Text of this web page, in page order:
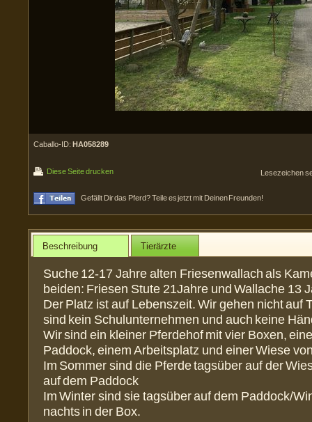
Caballo-ID: HA058289
Diese Seite drucken Lesezeichen
Gefällt Dir das Pferd? Teile es jetzt mit Deinen Freunden!
Beschreibung Tierärzte
Suche 12-17 Jahre alten Friesenwallach als
beiden: Friesen Stute 21Jahre und Wallache 13
Der Platz ist auf Lebenszeit. Wir gehen nicht auf
sind kein Schulunternehmen und auch keine
Wir sind ein kleiner Pferdehof mit vier Boxen,
Paddock, einem Arbeitsplatz und einer Wiese
Im Sommer sind die Pferde tagsüber auf der
auf dem Paddock
Im Winter sind sie tagsüber auf dem Paddock/
nachts in der Box.